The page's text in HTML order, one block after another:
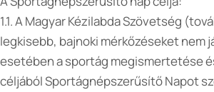
1.1. A Magyar Kézilabda Szövetség
legkisebb, bajnoki mérkőzéseket nem
esetében a sportág megismertetése
céljából Sportágnépszerűsítő Napot